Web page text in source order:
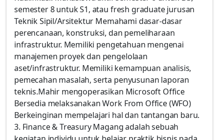
semester 8 untuk S1, atau fresh graduate jurusan
Teknik Sipil/Arsitektur Memahami dasar-dasar
perencanaan, konstruksi, dan pemeliharaan
infrastruktur. Memiliki pengetahuan mengenai
manajemen proyek dan pengelolaan
aset/infrastruktur. Memiliki kemampuan analisis,
pemecahan masalah, serta penyusunan laporan
teknis.Mahir mengoperasikan Microsoft Office
Bersedia melaksanakan Work From Office (WFO)
Berkeinginan mempelajari hal dan tantangan baru.
3. Finance & Treasury Magang adalah sebuah